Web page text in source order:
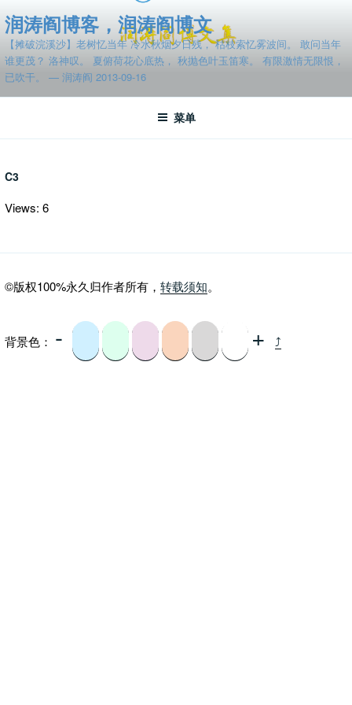
至
容
润涛阎博客，润涛阎博文
【摊破浣溪沙】老树忆当年 冷水秋烟夕日残， 枯枝索忆雾波间。 敢问当年
谁更茂？ 洛神叹。 夏俯荷花心底热， 秋抛色叶玉笛寒。 有限激情无限恨，
已吹干。 — 润涛阎 2013-09-16
菜单
C3
Views: 6
©版权100%永久归作者所有， 转载须知。
背景色： - + ⤴